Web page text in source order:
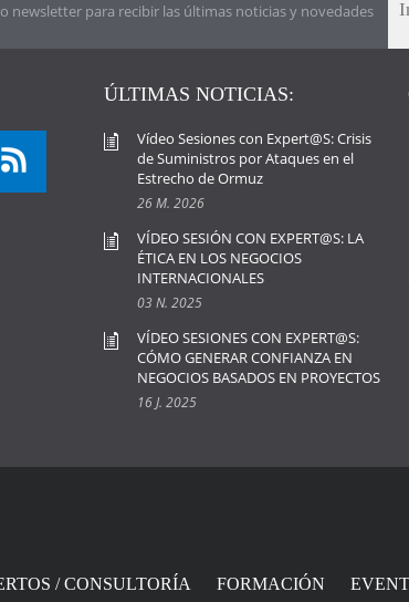
newsletter para recibir las últimas noticias y novedades
ÚLTIMAS NOTICIAS:
Vídeo Sesiones con Expert@S: Crisis
de Suministros por Ataques en el
Estrecho de Ormuz
26 M. 2026
VÍDEO SESIÓN CON EXPERT@S: LA
ÉTICA EN LOS NEGOCIOS
INTERNACIONALES
03 N. 2025
VÍDEO SESIONES CON EXPERT@S:
CÓMO GENERAR CONFIANZA EN
NEGOCIOS BASADOS EN PROYECTOS
16 J. 2025
/ CONSULTORÍA FORMACIÓN